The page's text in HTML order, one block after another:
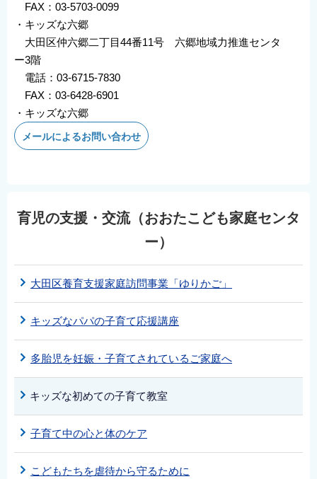
FAX：03-5703-0099
・キッズな六郷
大田区仲六郷二丁目44番11号 六郷地域力推進センタ
ー3階
電話：03-6715-7830
FAX：03-6428-6901
・キッズな六郷
メールによるお問い合わせ
育児の支援・交流（おおたこども家庭センタ
ー）
大田区養育支援家庭訪問事業「ゆりかご」
キッズなパパの子育て応援講座
多胎児を妊娠・子育てされているご家庭へ
キッズな初めての子育て教室
子育て中の心と体のケア
こどもたちを虐待から守るために